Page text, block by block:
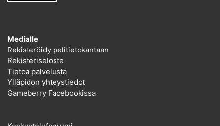
Medialle
Rekisteröidy pelitietokantaan
Rekisteriseloste
Tietoa palvelusta
Ylläpidon yhteystiedot
Gameberry Facebookissa